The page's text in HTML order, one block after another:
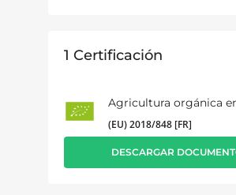
1 Certificación
Agricultura orgánica
(EU) 2018/848 [FR]
DESCARGAR